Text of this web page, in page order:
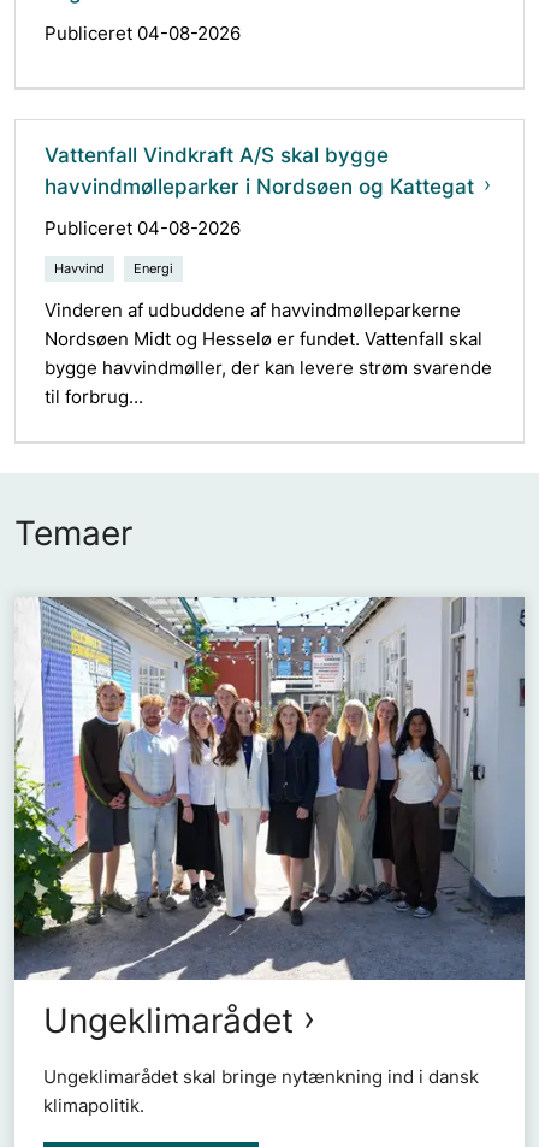
Publiceret 04-08-2026
Vattenfall Vindkraft A/S skal bygge
havvindmølleparker i Nordsøen og Kattegat
Publiceret 04-08-2026
Havvind Energi
Vinderen af udbuddene af havvindmølleparkerne
Nordsøen Midt og Hesselø er fundet. Vattenfall skal
bygge havvindmøller, der kan levere strøm svarende
til forbrug...
Temaer
Ungeklimarådet
Ungeklimarådet skal bringe nytænkning ind i dansk
klimapolitik.